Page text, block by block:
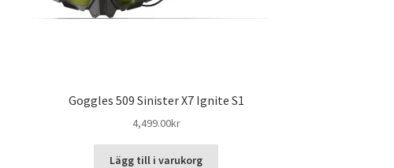
Goggles 509 Sinister X7 Ignite S1
4,499.00kr
Lägg till i varukorg